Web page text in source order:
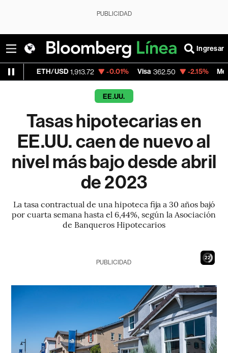
PUBLICIDAD
Ingresar
1,913.72 -0.01% Visa 362.50 -2.15% MercadoLibre
EE.UU.
Tasas hipotecarias en
EE.UU. caen de nuevo al
nivel más bajo desde abril
de 2023
La tasa contractual de una hipoteca fija a 30 años bajó
por cuarta semana hasta el 6,44%, según la Asociación
de Banqueros Hipotecarios
21
PUBLICIDAD